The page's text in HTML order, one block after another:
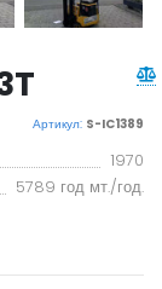
Артикул: S-IC1389
1970
5789 год мт./год.